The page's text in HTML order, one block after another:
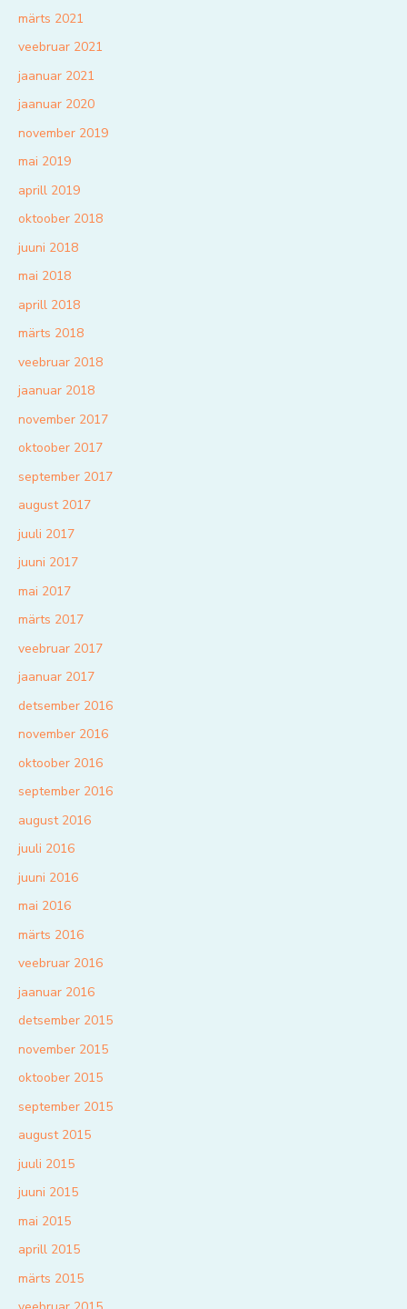
märts 2021
veebruar 2021
jaanuar 2021
jaanuar 2020
november 2019
mai 2019
aprill 2019
oktoober 2018
juuni 2018
mai 2018
aprill 2018
märts 2018
veebruar 2018
jaanuar 2018
november 2017
oktoober 2017
september 2017
august 2017
juuli 2017
juuni 2017
mai 2017
märts 2017
veebruar 2017
jaanuar 2017
detsember 2016
november 2016
oktoober 2016
september 2016
august 2016
juuli 2016
juuni 2016
mai 2016
märts 2016
veebruar 2016
jaanuar 2016
detsember 2015
november 2015
oktoober 2015
september 2015
august 2015
juuli 2015
juuni 2015
mai 2015
aprill 2015
märts 2015